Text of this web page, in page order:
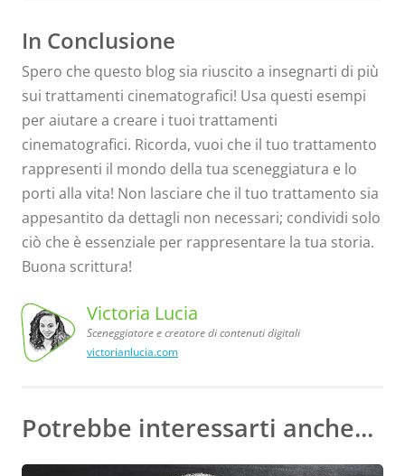
In Conclusione
Spero che questo blog sia riuscito a insegnarti di più
sui trattamenti cinematografici! Usa questi esempi
per aiutare a creare i tuoi trattamenti
cinematografici. Ricorda, vuoi che il tuo trattamento
rappresenti il mondo della tua sceneggiatura e lo
porti alla vita! Non lasciare che il tuo trattamento sia
appesantito da dettagli non necessari; condividi solo
ciò che è essenziale per rappresentare la tua storia.
Buona scrittura!
Victoria
Lucia,
Sceneggiatore
e creatore
di contenuti
digitali
Victoria Lucia
Sceneggiatore e creatore di contenuti digitali
victorianlucia.com
Potrebbe interessarti anche...